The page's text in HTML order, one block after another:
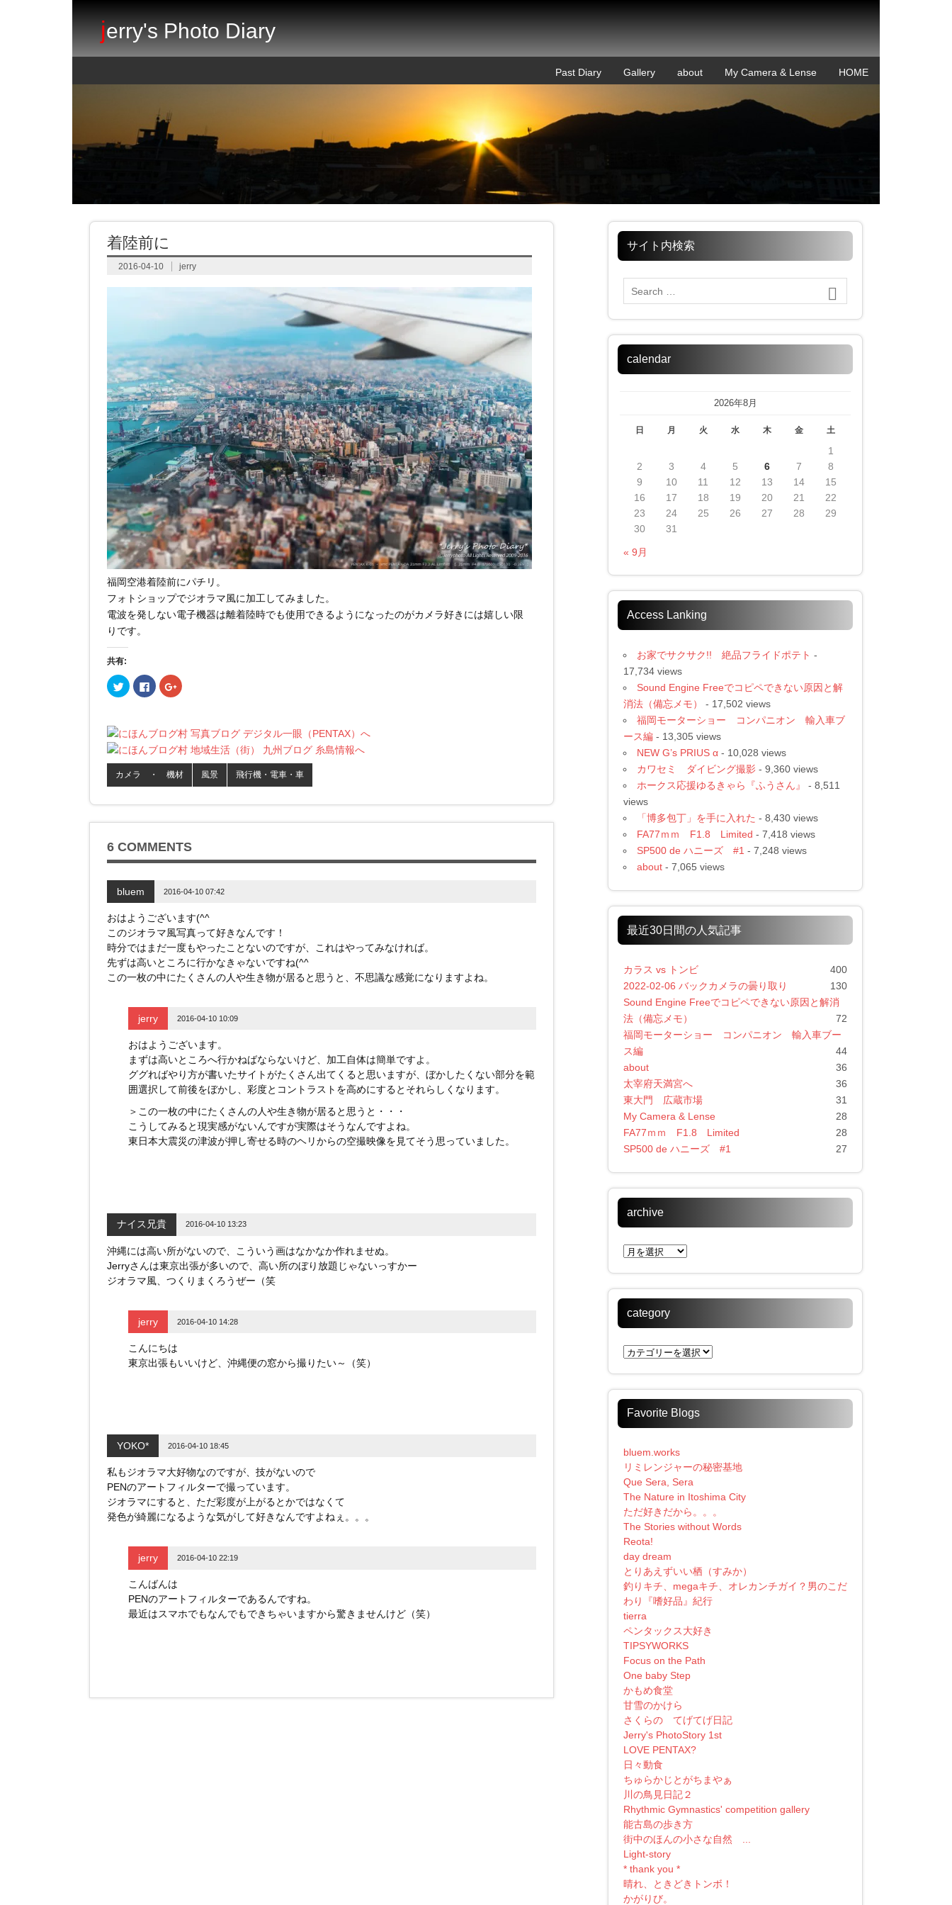
jerry's Photo Diary
HOME
My Camera & Lense
about
Gallery
Past Diary
着陸前に
2016-04-10 jerry
福岡空港着陸前にパチリ。
フォトショップでジオラマ風に加工してみました。
電波を発しない電子機器は離着陸時でも使用できるようになったのがカメラ好きには嬉しい限
りです。
共有:
ク
リ
T
i
e
r
共
(
い
ウ
ィ
ド
ウ
で
開
き
ま
す
)
F
a
o
で
す
る
は
リ
し
て
く
さ
新
し
い
ウ
ィ
ン
ド
ウ
で
開
す
)
ク
リ
て
G
o
o
l
e
+
共
(
い
ウ
ィ
ウ
で
き
ま
す
)
カメラ ・ 機材 風景 飛行機・電車・車
6 COMMENTS
bluem 2016-04-10 07:42
おはようございます(^^
このジオラマ風写真って好きなんです！
時分ではまだ一度もやったことないのですが、これはやってみなければ。
先ずは高いところに行かなきゃないですね(^^
この一枚の中にたくさんの人や生き物が居ると思うと、不思議な感覚になりますよね。
jerry 2016-04-10 10:09
おはようございます。
まずは高いところへ行かねばならないけど、加工自体は簡単ですよ。
ググればやり方が書いたサイトがたくさん出てくると思いますが、ぼかしたくない部分を範
囲選択して前後をぼかし、彩度とコントラストを高めにするとそれらしくなります。
＞この一枚の中にたくさんの人や生き物が居ると思うと・・・
こうしてみると現実感がないんですが実際はそうなんですよね。
東日本大震災の津波が押し寄せる時のヘリからの空撮映像を見てそう思っていました。
ナイス兄貴 2016-04-10 13:23
沖縄には高い所がないので、こういう画はなかなか作れませぬ。
Jerryさんは東京出張が多いので、高い所のぼり放題じゃないっすかー
ジオラマ風、つくりまくろうぜー（笑
jerry 2016-04-10 14:28
こんにちは
東京出張もいいけど、沖縄便の窓から撮りたい～（笑）
YOKO* 2016-04-10 18:45
私もジオラマ大好物なのですが、技がないので
PENのアートフィルターで撮っています。
ジオラマにすると、ただ彩度が上がるとかではなくて
発色が綺麗になるような気がして好きなんですよねぇ。。。
jerry 2016-04-10 22:19
こんばんは
PENのアートフィルターであるんですね。
最近はスマホでもなんでもできちゃいますから驚きませんけど（笑）
サイト内検索
calendar
2026年8月
日 月 火 水 木 金 土
« 9月
1
2
3 4 5 6 7
8
9
10 11 12 13 14
15
16
17 18 19 20 21
22
23
24 25 26 27 28
29
30
31
Access Lanking
お家でサクサク!! 絶品フライドポテト -
17,734 views
Sound Engine Freeでコピペできない原因と解
消法（備忘メモ）
- 17,502 views
福岡モーターショー コンパニオン 輸入車ブ
ース編 - 13,305 views
NEW G’s PRIUS α - 10,028 views
カワセミ ダイビング撮影 - 9,360 views
ホークス応援ゆるきゃら『ふうさん』
- 8,511
views
「博多包丁」を手に入れた - 8,430 views
FA77ｍｍ F1.8 Limited - 7,418 views
SP500 de ハニーズ #1 - 7,248 views
about - 7,065 views
最近30日間の人気記事
カラス vs トンビ
400
2022-02-06 バックカメラの曇り取り
130
Sound Engine Freeでコピペできない原因と解消
法（備忘メモ）
72
福岡モーターショー コンパニオン 輸入車ブー
ス編
44
about
36
太宰府天満宮へ
36
東大門 広蔵市場
31
My Camera & Lense
28
FA77ｍｍ F1.8 Limited
28
SP500 de ハニーズ #1
27
archive
archive
category
category
Favorite Blogs
bluem.works
リミレンジャーの秘密基地
Que Sera, Sera
The Nature in Itoshima City
ただ好きだから。。。
The Stories without Words
Reota!
day dream
とりあえずいい栖（すみか）
釣りキチ、megaキチ、オレカンチガイ？男のこだ
わり『嗜好品』紀行
tierra
ペンタックス大好き
TIPSYWORKS
Focus on the Path
One baby Step
かもめ食堂
甘雪のかけら
さくらの てげてげ日記
Jerry's PhotoStory 1st
LOVE PENTAX?
日々動食
ちゅらかじとがちまやぁ
川の鳥見日記２
Rhythmic Gymnastics' competition gallery
能古島の歩き方
街中のほんの小さな自然 ...
Light-story
* thank you *
晴れ、ときどきトンボ！
かがりび。